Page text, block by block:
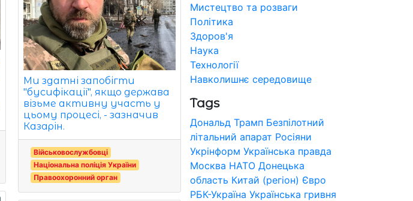
Ми здатні запобігти
"бусифікації", якщо держава
візьме активну участь у
цьому процесі, - зазначив
Казарін.
Військовослужбовці
Національна поліція України
Правоохоронний орган
Мистецтво та розваги
Політика
Здоров'я
Наука
Технології
Навколишнє середовище
Tags
Дональд Трамп Безпілотний
літальний апарат Росіяни
Укрінформ Українська правда
Москва НАТО Донецька
область Китай (регіон) Євро
РБК-Україна Українська гривня